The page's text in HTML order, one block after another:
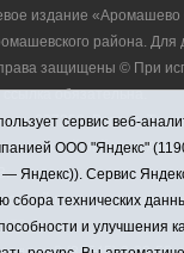
издание
района. Для
защищены © При
обязательна.
627350, Россия,
район, с.
почты редакции:
сервис веб-
ООО "Яндекс"
— Яндекс)). Сервис
сбора технических
и улучшения